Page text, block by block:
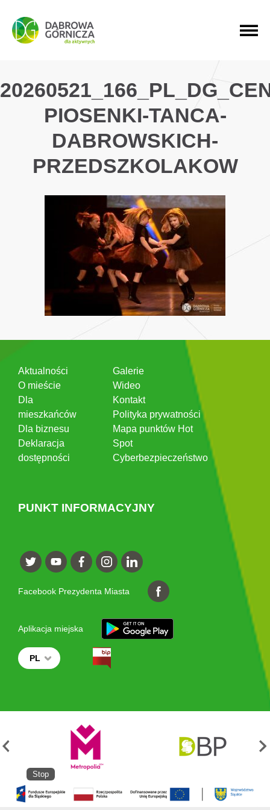
PRZEJDŹ DO MENU GŁÓWNEGO
PRZEJDŹ DO WYSZUKIWARKI
PRZEJDŹ DO TREŚCI
PIOSENKI-TANCA-
DABROWSKICH-
PRZEDSZKOLAKOW
Aktualności
O mieście
Dla
mieszkańców
Dla biznesu
Deklaracja
dostępności
Galerie
Wideo
Kontakt
Polityka prywatności
Mapa punktów Hot
Spot
Cyberbezpieczeństwo
PUNKT INFORMACYJNY
Facebook Prezydenta Miasta
Aplikacja miejska
PL
Stop